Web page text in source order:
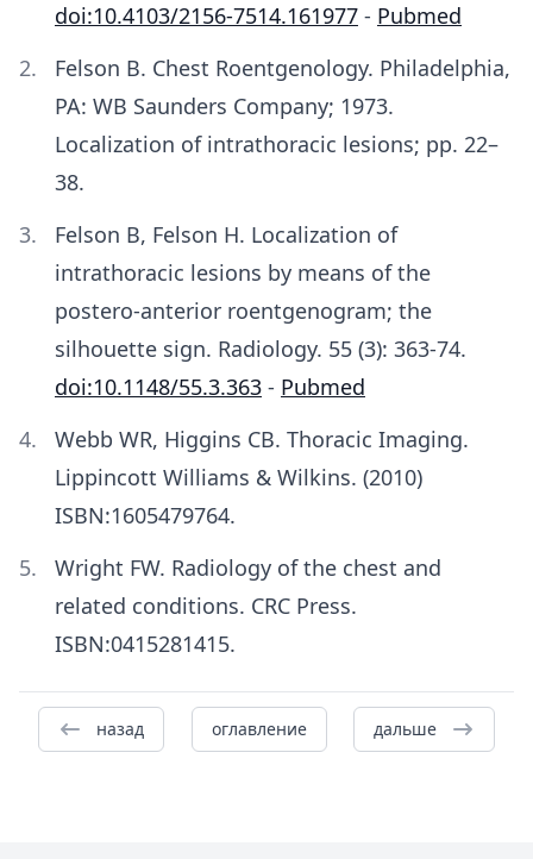
doi:10.4103/2156-7514.161977 - Pubmed
Felson B. Chest Roentgenology. Philadelphia,
PA: WB Saunders Company; 1973.
Localization of intrathoracic lesions; pp. 22–
38.
Felson B, Felson H. Localization of
intrathoracic lesions by means of the
postero-anterior roentgenogram; the
silhouette sign. Radiology. 55 (3): 363-74.
doi:10.1148/55.3.363 - Pubmed
Webb WR, Higgins CB. Thoracic Imaging.
Lippincott Williams & Wilkins. (2010)
ISBN:1605479764.
Wright FW. Radiology of the chest and
related conditions. CRC Press.
ISBN:0415281415.
назад оглавление дальше